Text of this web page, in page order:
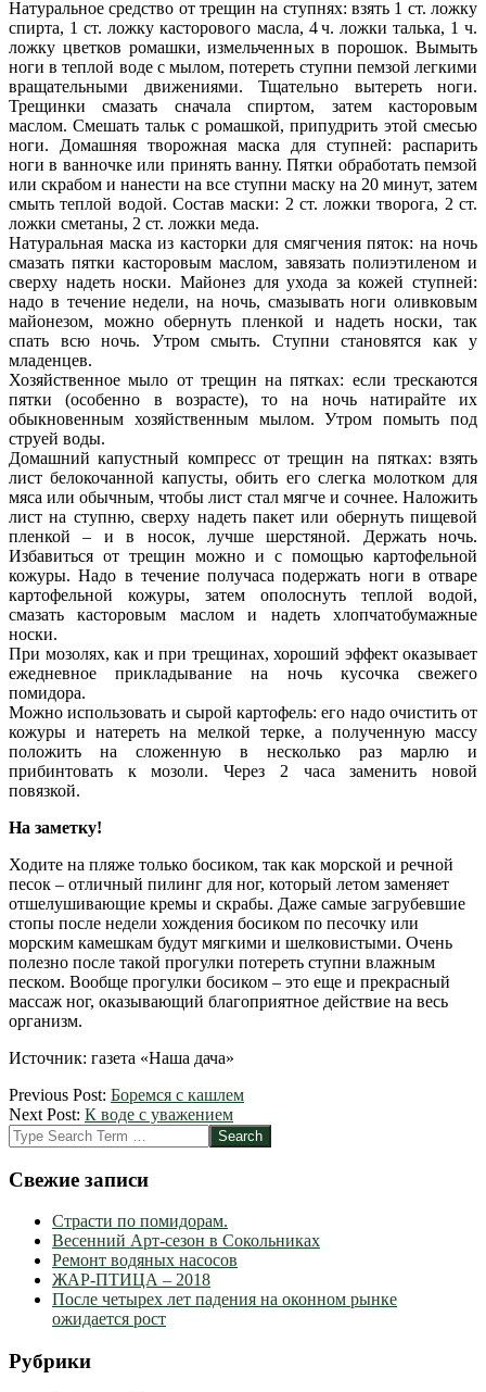
Натуральное средство от трещин на ступнях: взять 1 ст. ложку
спирта, 1 ст. ложку касторового масла, 4 ч. ложки талька, 1 ч.
ложку цветков ромашки, измельченных в порошок. Вымыть
ноги в теплой воде с мылом, потереть ступни пемзой легкими
вращательными движениями. Тщательно вытереть ноги.
Трещинки смазать сначала спиртом, затем касторовым
маслом. Смешать тальк с ромашкой, припудрить этой смесью
ноги. Домашняя творожная маска для ступней: распарить
ноги в ванночке или принять ванну. Пятки обработать пемзой
или скрабом и нанести на все ступни маску на 20 минут, затем
смыть теплой водой. Состав маски: 2 ст. ложки творога, 2 ст.
ложки сметаны, 2 ст. ложки меда.
Натуральная маска из касторки для смягчения пяток: на ночь
смазать пятки касторовым маслом, завязать полиэтиленом и
сверху надеть носки. Майонез для ухода за кожей ступней:
надо в течение недели, на ночь, смазывать ноги оливковым
майонезом, можно обернуть пленкой и надеть носки, так
спать всю ночь. Утром смыть. Ступни становятся как у
младенцев.
Хозяйственное мыло от трещин на пятках: если трескаются
пятки (особенно в возрасте), то на ночь натирайте их
обыкновенным хозяйственным мылом. Утром помыть под
струей воды.
Домашний капустный компресс от трещин на пятках: взять
лист белокочанной капусты, обить его слегка молотком для
мяса или обычным, чтобы лист стал мягче и сочнее. Наложить
лист на ступню, сверху надеть пакет или обернуть пищевой
пленкой – и в носок, лучше шерстяной. Держать ночь.
Избавиться от трещин можно и с помощью картофельной
кожуры. Надо в течение получаса подержать ноги в отваре
картофельной кожуры, затем ополоснуть теплой водой,
смазать касторовым маслом и надеть хлопчатобумажные
носки.
При мозолях, как и при трещинах, хороший эффект оказывает
ежедневное прикладывание на ночь кусочка свежего
помидора.
Можно использовать и сырой картофель: его надо очистить от
кожуры и натереть на мелкой терке, а полученную массу
положить на сложенную в несколько раз марлю и
прибинтовать к мозоли. Через 2 часа заменить новой
повязкой.
На заметку!
Ходите на пляже только босиком, так как морской и речной
песок – отличный пилинг для ног, который летом заменяет
отшелушивающие кремы и скрабы. Даже самые загрубевшие
стопы после недели хождения босиком по песочку или
морским камешкам будут мягкими и шелковистыми. Очень
полезно после такой прогулки потереть ступни влажным
песком. Вообще прогулки босиком – это еще и прекрасный
массаж ног, оказывающий благоприятное действие на весь
организм.
Источник: газета «Наша дача»
2012-
09-
14
Previous Post: Боремся с кашлем
Next Post: К воде с уважением
Search
Свежие записи
Страсти по помидорам.
Весенний Арт-сезон в Сокольниках
Ремонт водяных насосов
ЖАР-ПТИЦА – 2018
После четырех лет падения на оконном рынке
ожидается рост
Рубрики